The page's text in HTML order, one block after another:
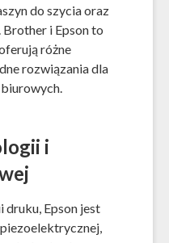
do szycia oraz
i Epson to
różne
rozwiązania dla
i
Epson jest